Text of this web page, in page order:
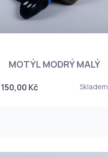
MOTÝL MODRÝ MALÝ
150,00 Kč Skladem